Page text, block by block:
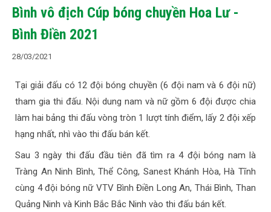
Bình vô địch Cúp bóng chuyền Hoa Lư -
Bình Điền 2021
28/03/2021
Tại giải đấu có 12 đội bóng chuyền (6 đội nam và 6 đội nữ)
tham gia thi đấu. Nội dung nam và nữ gồm 6 đội được chia
làm hai bảng thi đấu vòng tròn 1 lượt tính điểm, lấy 2 đội xếp
hạng nhất, nhì vào thi đấu bán kết.
Sau 3 ngày thi đấu đầu tiên đã tìm ra 4 đội bóng nam là
Tràng An Ninh Bình, Thể Công, Sanest Khánh Hòa, Hà Tĩnh
cùng 4 đội bóng nữ VTV Bình Điền Long An, Thái Bình, Than
Quảng Ninh và Kinh Bắc Bắc Ninh vào thi đấu bán kết.